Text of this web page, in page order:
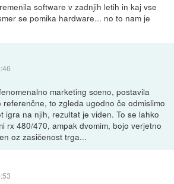
software v zadnjih letih in kaj vse
se pomika hardware... no to nam je
marketing sceno, postavila
to zgleda ugodno če odmislimo
igra na njih, rezultat je viden. To se lahko
rx 480/470, ampak dvomim, bojo verjetno
oz zasičenost trga...